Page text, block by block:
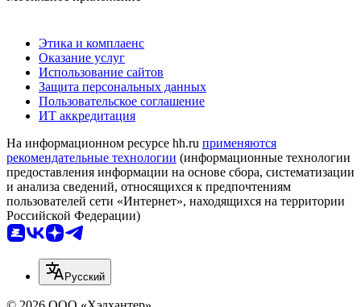
Этика и комплаенс
Оказание услуг
Использование сайтов
Защита персональных данных
Пользовательское соглашение
ИТ аккредитация
На информационном ресурсе hh.ru применяются
рекомендательные технологии (информационные технологии
предоставления информации на основе сбора, систематизации
и анализа сведений, относящихся к предпочтениям
пользователей сети «Интернет», находящихся на территории
Российской Федерации)
Русский